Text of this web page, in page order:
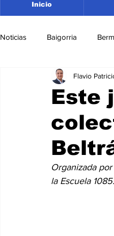
Inicio
Noticias Baigorria
Nacionales Beltrán
Roldán
Este
Flavio
Organizada
la Escuela